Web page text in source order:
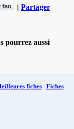
| Partager
pourrez aussi
fiches | Fiches